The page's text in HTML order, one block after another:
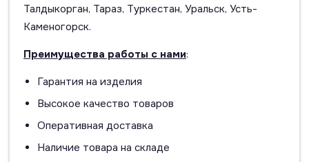
Талдыкорган, Тараз, Туркестан, Уральск, Усть-
Каменогорск.
Преимущества работы с нами:
Гарантия на изделия
Высокое качество товаров
Оперативная доставка
Наличие товара на складе